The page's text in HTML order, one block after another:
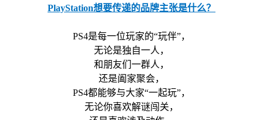
PlayStation想要传递的品牌主张是什么？
PS4是每一位玩家的“玩伴”，
无论是独自一人，
和朋友们一群人，
还是阖家聚会，
PS4都能够与大家“一起玩”，
无论你喜欢解谜闯关，